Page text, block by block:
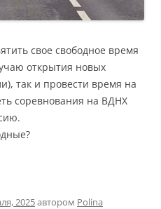
свое свободное время
открытия новых
так и провести время на
соревнования на ВДНХ
2025автором Polina